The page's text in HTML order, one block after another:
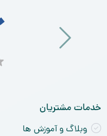
خدمات مشتریان
وبلاگ و آموزش ها